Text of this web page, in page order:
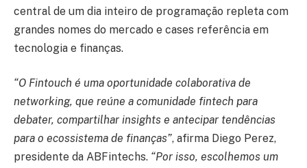
central de um dia inteiro de programação repleta com
grandes nomes do mercado e cases referência em
tecnologia e finanças.
“O Fintouch é uma oportunidade colaborativa de
networking, que reúne a comunidade fintech para
debater, compartilhar insights e antecipar tendências
para o ecossistema de finanças”, afirma Diego Perez,
presidente da ABFintechs. “Por isso, escolhemos um